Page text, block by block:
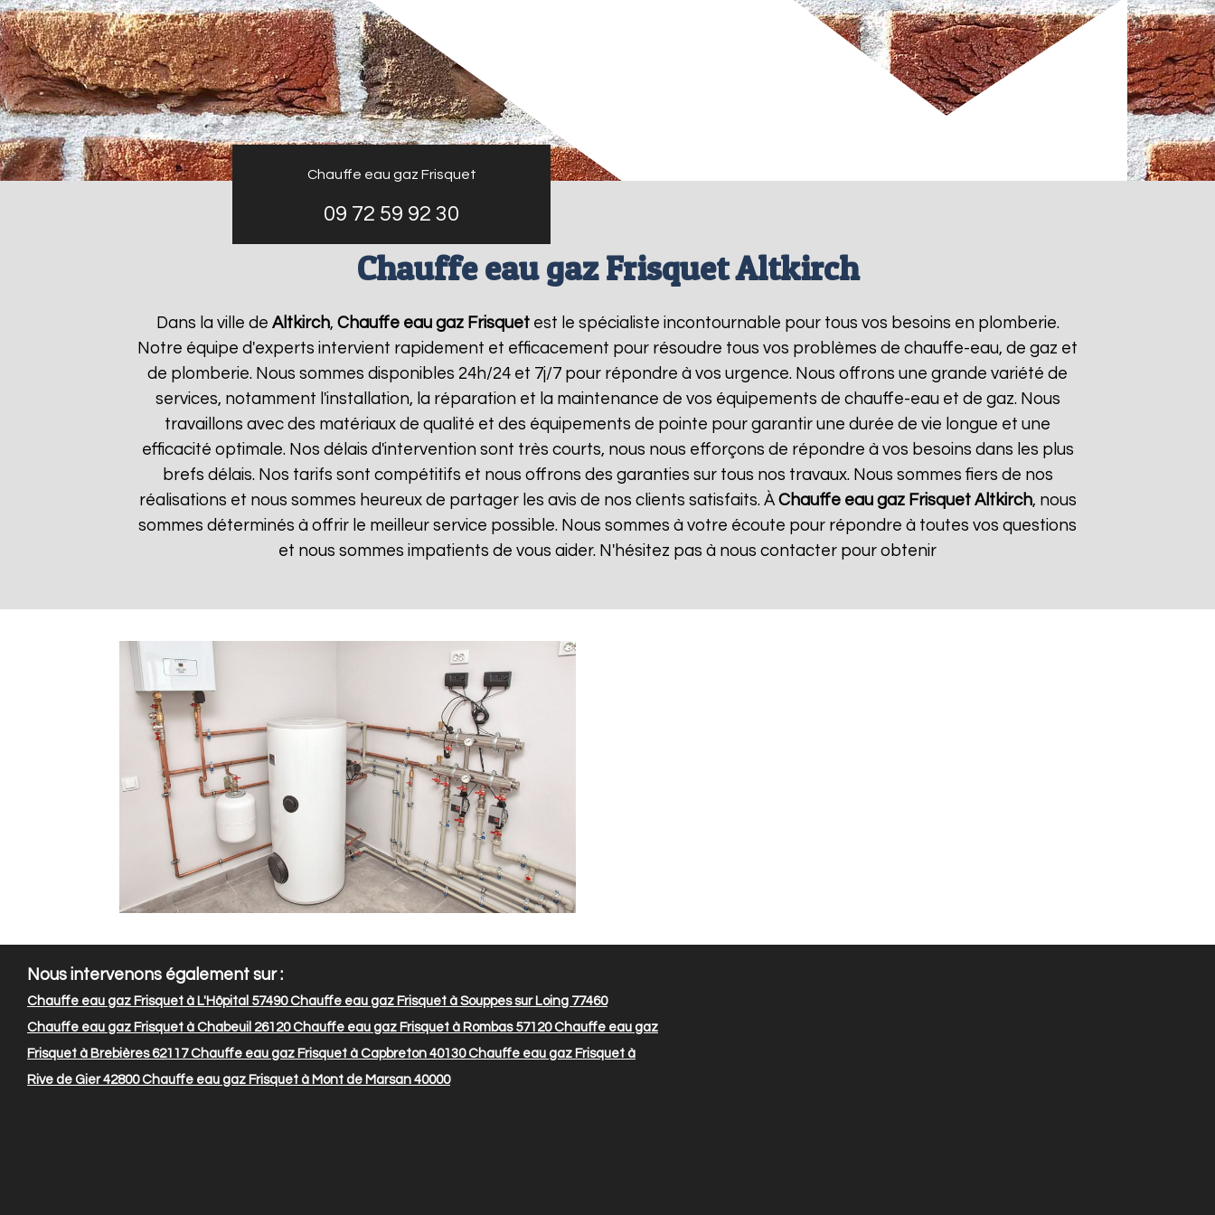
Chauffe eau gaz Frisquet
09 72 59 92 30
Chauffe eau gaz Frisquet Altkirch
Dans la ville de Altkirch, Chauffe eau gaz Frisquetest le spécialiste incontournable pour tous vos besoins en plomberie.
Notre équipe d'experts intervient rapidement et efficacement pour résoudre tous vos problèmes de chauffe-eau, de gaz et
de plomberie. Nous sommes disponibles 24h/24 et 7j/7 pour répondre à vos urgence. Nous offrons une grande variété de
services, notamment l'installation, la réparation et la maintenance de vos équipements de chauffe-eau et de gaz. Nous
travaillons avec des matériaux de qualité et des équipements de pointe pour garantir une durée de vie longue et une
efficacité optimale. Nos délais d'intervention sont très courts, nous nous efforçons de répondre à vos besoins dans les plus
brefs délais. Nos tarifs sont compétitifs et nous offrons des garanties sur tous nos travaux. Nous sommes fiers de nos
réalisations et nous sommes heureux de partager les avis de nos clients satisfaits. ÀChauffe eau gaz Frisquet Altkirch, nous
sommes déterminés à offrir le meilleur service possible. Nous sommes à votre écoute pour répondre à toutes vos questions
et nous sommes impatients de vous aider. N'hésitez pas à nous contacter pour obtenir
Nous intervenons également sur :
Chauffe eau gaz Frisquet à L'Hôpital 57490Chauffe eau gaz Frisquet à Souppes sur Loing 77460
Chauffe eau gaz Frisquet à Chabeuil 26120Chauffe eau gaz Frisquet à Rombas 57120Chauffe eau gaz
Frisquet à Brebières 62117Chauffe eau gaz Frisquet à Capbreton 40130Chauffe eau gaz Frisquet à
Rive de Gier 42800Chauffe eau gaz Frisquet à Mont de Marsan 40000